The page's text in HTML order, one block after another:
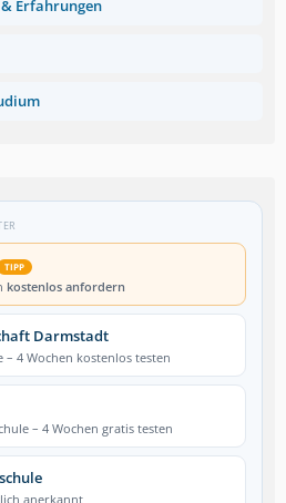
Erfahrungen
TIPP
kostenlos anfordern
Darmstadt
4 Wochen kostenlos testen
– 4 Wochen gratis testen
anerkannt